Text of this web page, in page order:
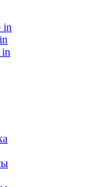
in